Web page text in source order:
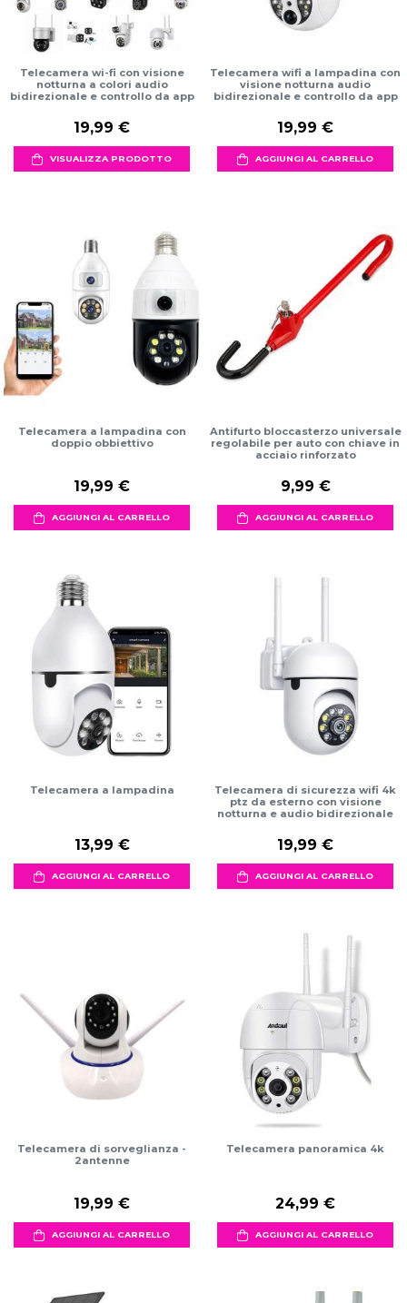
Telecamera wi-fi con visione
notturna a colori audio
bidirezionale e controllo da app
19,99 €
VISUALIZZA PRODOTTO
Telecamera wifi a lampadina con
visione notturna audio
bidirezionale e controllo da app
19,99 €
AGGIUNGI AL CARRELLO
Telecamera a lampadina con
doppio obbiettivo
19,99 €
AGGIUNGI AL CARRELLO
Antifurto bloccasterzo universale
regolabile per auto con chiave in
acciaio rinforzato
9,99 €
AGGIUNGI AL CARRELLO
Telecamera a lampadina
13,99 €
AGGIUNGI AL CARRELLO
Telecamera di sicurezza wifi 4k
ptz da esterno con visione
notturna e audio bidirezionale
19,99 €
AGGIUNGI AL CARRELLO
Telecamera di sorveglianza -
2antenne
19,99 €
AGGIUNGI AL CARRELLO
Telecamera panoramica 4k
24,99 €
AGGIUNGI AL CARRELLO